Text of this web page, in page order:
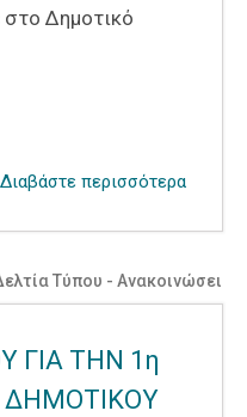
στο Δημοτικό
Διαβάστε περισσότερα
Τύπου - Ανακοινώσεις
ΓΙΑ ΤΗΝ 1η
ΔΗΜΟΤΙΚΟΥ